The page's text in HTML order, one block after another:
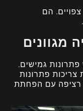
הם
מגוונים
גמישים.
צריכות פתרונות
רציפה עם הפחתת